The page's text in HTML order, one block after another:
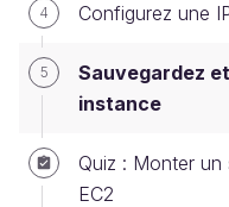
4 Configurez une
5
Sauvegardez
instance
Quiz : Monter
EC2